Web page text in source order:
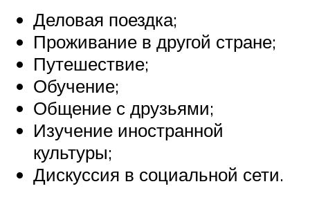
Деловая поездка;
Проживание в другой стране;
Путешествие;
Обучение;
Общение с друзьями;
Изучение иностранной
культуры;
Дискуссия в социальной сети.